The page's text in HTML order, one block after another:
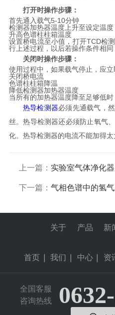
打开时操作步骤：
首先通入载气5-10分钟
检测器加热器温度上升至设定温度
升高色谱柱柱箱温度
设置桥电流至小值，打开TCD检
行上述过程，以后若操作条件相同
关闭时操作步骤：
使用过程中，如果载气停止，应
关闭桥电流
色谱柱柱箱降温
降低检测器加热器温度
当所有的加热器温度降至足够低时
热导检测器必须先通载气，
丝。热导检测器还必须防止氧气
化。热导检测器的电流不能加得太
上一篇： 实验室气体净化
下一篇： 气相色谱中的氢
首页
关于
我们
产品
中心
新
资
全国客服
咨询热线